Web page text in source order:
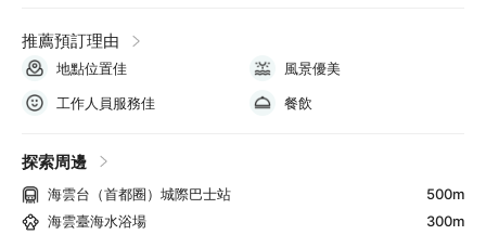
推薦預訂理由
地點位置佳
風景優美
工作人員服務佳
餐飲
探索周邊
海雲台（首都圈）城際巴士站
500m
海雲臺海水浴場
300m